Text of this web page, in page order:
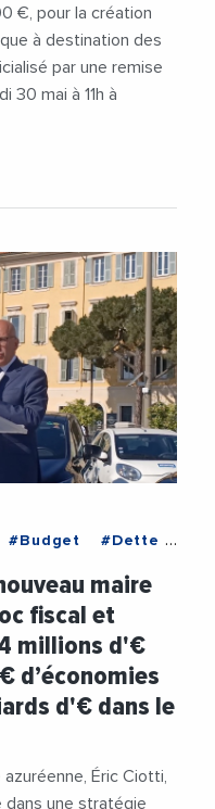
€, pour la création
à destination des
par une remise
30 mai à 11h à
#Budget
#Dette
#Videosmaire
fiscal et
millions d'€
d’économies
d'€ dans le
Éric Ciotti,
une stratégie